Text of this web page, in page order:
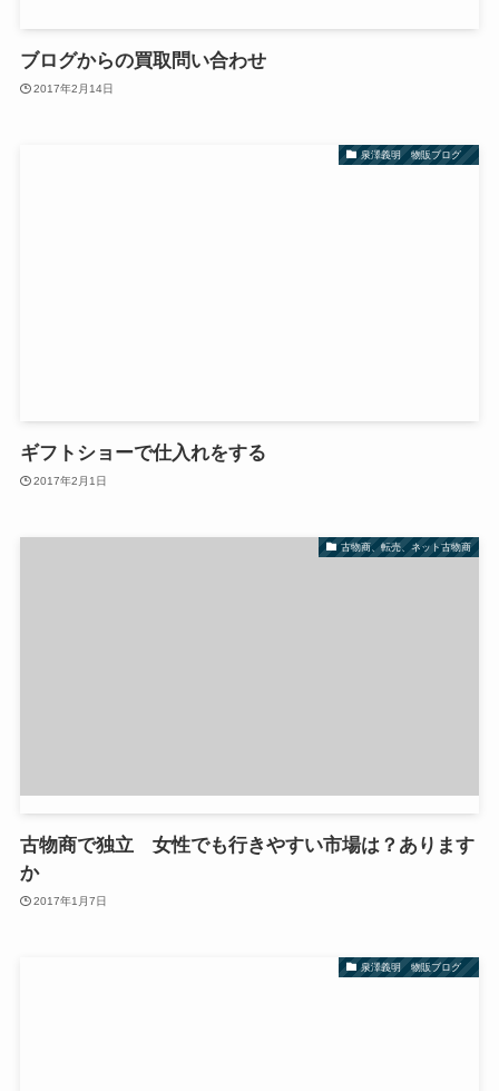
ブログからの買取問い合わせ
2017年2月14日
泉澤義明 物販ブログ
ギフトショーで仕入れをする
2017年2月1日
古物商、転売、ネット古物商
古物商で独立 女性でも行きやすい市場は？あります
か
2017年1月7日
泉澤義明 物販ブログ